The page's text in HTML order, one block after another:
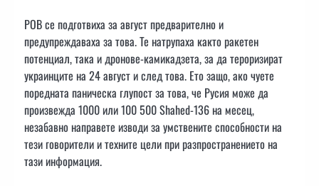
РОВ се подготвиха за август предварително и
предупреждаваха за това. Те натрупаха както ракетен
потенциал, така и дронове-камикадзета, за да тероризират
украинците на 24 август и след това. Ето защо, ако чуете
поредната паническа глупост за това, че Русия може да
произвежда 1000 или 100 500 Shahed-136 на месец,
незабавно направете изводи за умствените способности на
тези говорители и техните цели при разпространението на
тази информация.